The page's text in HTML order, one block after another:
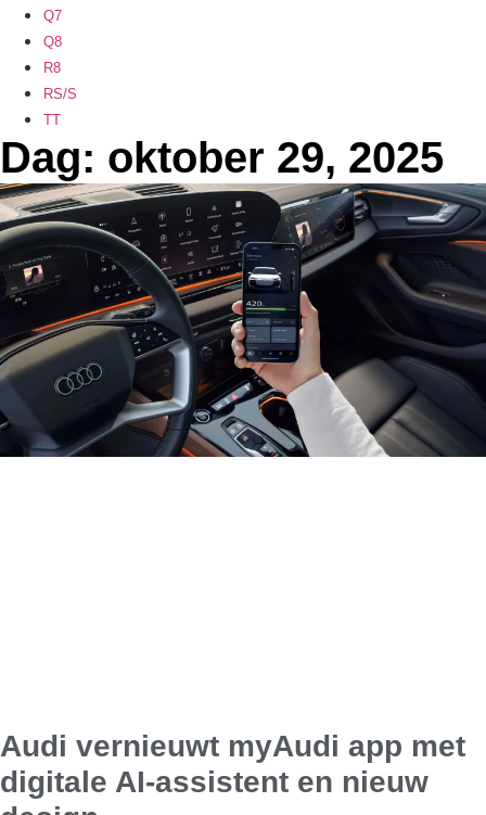
Q7
Q8
R8
RS/S
TT
Dag: oktober 29, 2025
Audi vernieuwt myAudi app met
digitale AI-assistent en nieuw